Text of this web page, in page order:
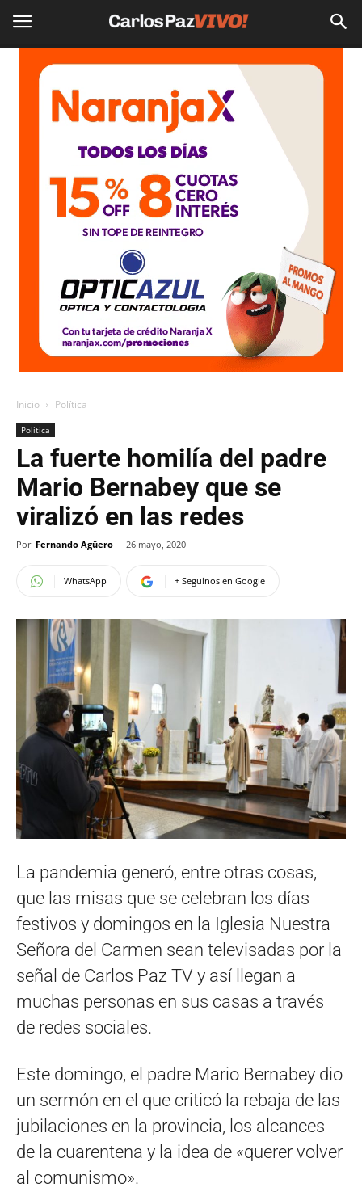
Inicio Política
Política
La fuerte homilía del padre
Mario Bernabey que se
viralizó en las redes
Por Fernando Agüero - 26 mayo, 2020
WhatsApp + Seguinos en Google
La pandemia generó, entre otras cosas,
que las misas que se celebran los días
festivos y domingos en la Iglesia Nuestra
Señora del Carmen sean televisadas por la
señal de Carlos Paz TV y así llegan a
muchas personas en sus casas a través
de redes sociales.
Este domingo, el padre Mario Bernabey dio
un sermón en el que criticó la rebaja de las
jubilaciones en la provincia, los alcances
de la cuarentena y la idea de «querer volver
al comunismo».